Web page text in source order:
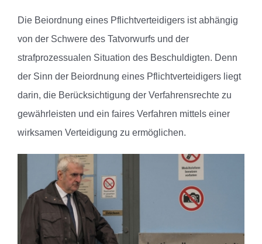
Die Beiordnung eines Pflichtverteidigers ist abhängig
von der Schwere des Tatvorwurfs und der
strafprozessualen Situation des Beschuldigten. Denn
der Sinn der Beiordnung eines Pflichtverteidigers liegt
darin, die Berücksichtigung der Verfahrensrechte zu
gewährleisten und ein faires Verfahren mittels einer
wirksamen Verteidigung zu ermöglichen.